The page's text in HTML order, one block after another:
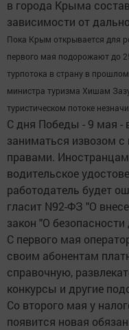
в города Крыма
зависимости от
Пока Крым открывается для
первого мая подорожают до
турпотока в страну в
министра туризма Хишам
туристическом потоке
С дня Победы - 9 мая -
заниматься извозом
правами.
водительское
работодатель будет
гласит N92-ФЗ "О
закон "О
С первого мая
своим абонентам
справочную,
конкурсы и другие
Со второго мая у
появится новая